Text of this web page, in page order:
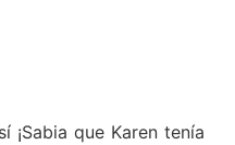
¡Sabia que Karen tenía